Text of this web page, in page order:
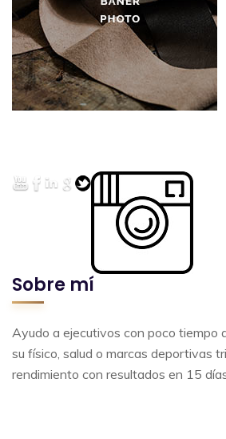
Sobre mí
Ayudo a ejecutivos con poco tiempo
su físico, salud o marcas deportivas
rendimiento con resultados en 15